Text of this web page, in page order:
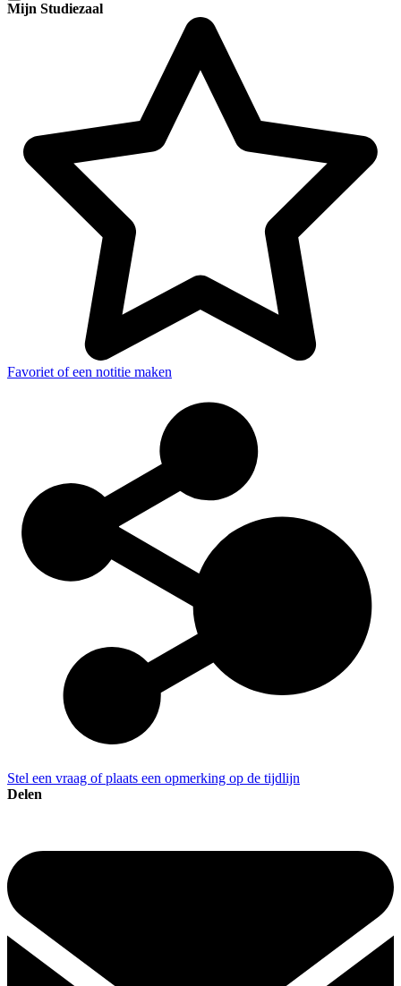
Mijn Studiezaal
Favoriet of een notitie maken
Stel een vraag of plaats een opmerking op de tijdlijn
Delen